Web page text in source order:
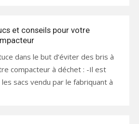
et conseils pour votre
dans le but d’éviter des bris à
compacteur à déchet : -Il est
sacs vendu par le fabriquant à